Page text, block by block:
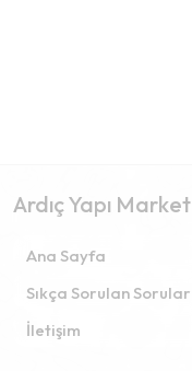
Ardıç Yapı Market
Ana Sayfa
Sıkça Sorulan Sorular
İletişim